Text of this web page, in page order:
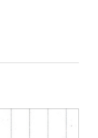
을 그리는데